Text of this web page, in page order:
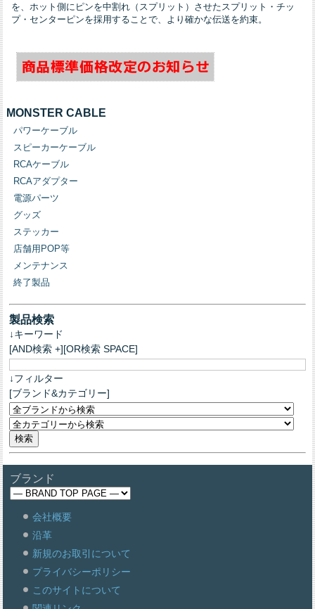
を、ホット側にピンを中割れ（スプリット）させたスプリット・チッ
プ・センターピンを採用することで、より確かな伝送を約束。
MONSTER CABLE
パワーケーブル
スピーカーケーブル
RCAケーブル
RCAアダプター
電源パーツ
グッズ
ステッカー
店舗用POP等
メンテナンス
終了製品
製品検索
↓キーワード
[AND検索 +][OR検索 SPACE]
↓フィルター
[ブランド&カテゴリー]
ブランド
会社概要
沿革
新規のお取引について
プライバシーポリシー
このサイトについて